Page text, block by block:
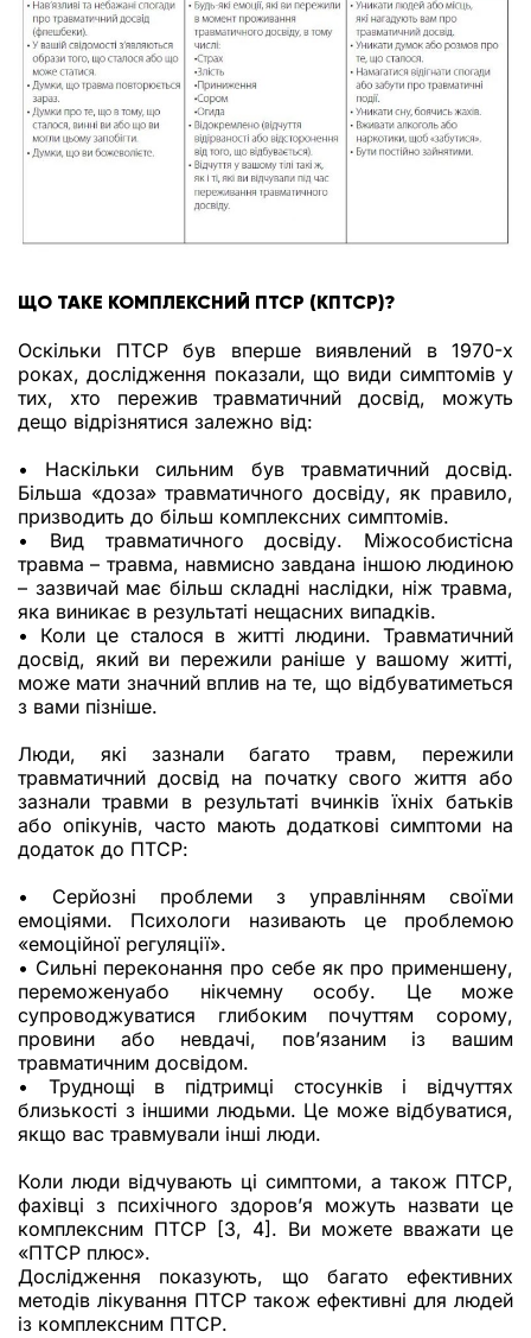
ЩО ТАКЕ КОМПЛЕКСНИЙ ПТСР (КПТСР)?
Оскільки ПТСР був вперше виявлений в 1970-х
роках, дослідження показали, що види симптомів у
тих, хто пережив травматичний досвід, можуть
дещо відрізнятися залежно від:
• Наскільки сильним був травматичний досвід.
Більша «доза» травматичного досвіду, як правило,
призводить до більш комплексних симптомів.
• Вид травматичного досвіду. Міжособистісна
травма – травма, навмисно завдана іншою людиною
– зазвичай має більш складні наслідки, ніж травма,
яка виникає в результаті нещасних випадків.
• Коли це сталося в житті людини. Травматичний
досвід, який ви пережили раніше у вашому житті,
може мати значний вплив на те, що відбуватиметься
з вами пізніше.
Люди, які зазнали багато травм, пережили
травматичний досвід на початку свого життя або
зазнали травми в результаті вчинків їхніх батьків
або опікунів, часто мають додаткові симптоми на
додаток до ПТСР:
• Серйозні проблеми з управлінням своїми
емоціями. Психологи називають це проблемою
«емоційної регуляції».
• Сильні переконання про себе як про применшену,
переможенуабо нікчемну особу. Це може
супроводжуватися глибоким почуттям сорому,
провини або невдачі, пов’язаним із вашим
травматичним досвідом.
• Труднощі в підтримці стосунків і відчуттях
близькості з іншими людьми. Це може відбуватися,
якщо вас травмували інші люди.
Коли люди відчувають ці симптоми, а також ПТСР,
фахівці з психічного здоров’я можуть назвати це
комплексним ПТСР [3, 4]. Ви можете вважати це
«ПТСР плюс».
Дослідження показують, що багато ефективних
методів лікування ПТСР також ефективні для людей
із комплексним ПТСР.